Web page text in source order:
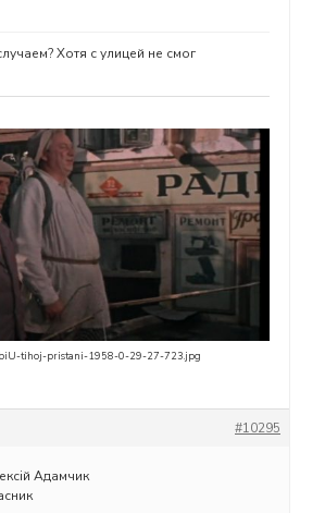
Хотя с улицей не смог
tihoj-pristani-1958-0-29-27-723.jpg
#10295
Адамчик